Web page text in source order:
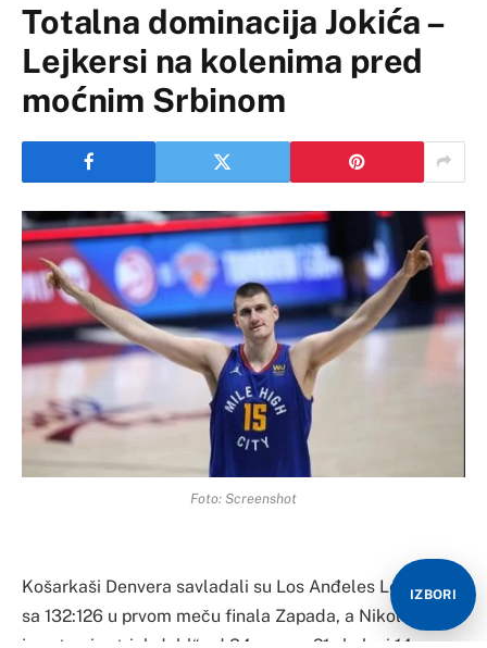
Totalna dominacija Jokića –
Lejkersi na kolenima pred
moćnim Srbinom
Foto: Screenshot
Košarkaši Denvera savladali su Los Anđeles Lejkerse
sa 132:126 u prvom meču finala Zapada, a Nikola Jokić
IZBORI